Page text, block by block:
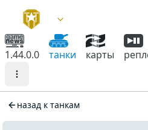
1.44.0.0 танки карты
назад к танкам